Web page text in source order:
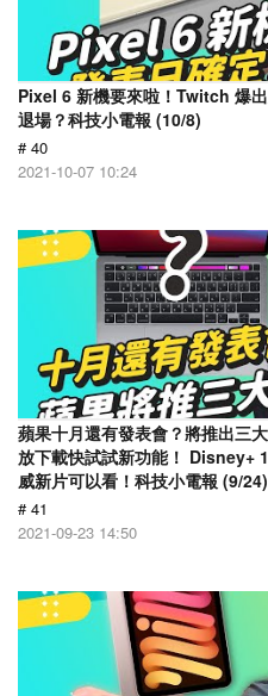
Pixel 6 新機要來啦！Twitch 爆
退場？科技小電報 (10/8)
# 40
2021-10-07 10:24
蘋果十月還有發表會？將推出三
放下載快試試新功能！ Disney+
威新片可以看！科技小電報 (9/24)
# 41
2021-09-23 14:50